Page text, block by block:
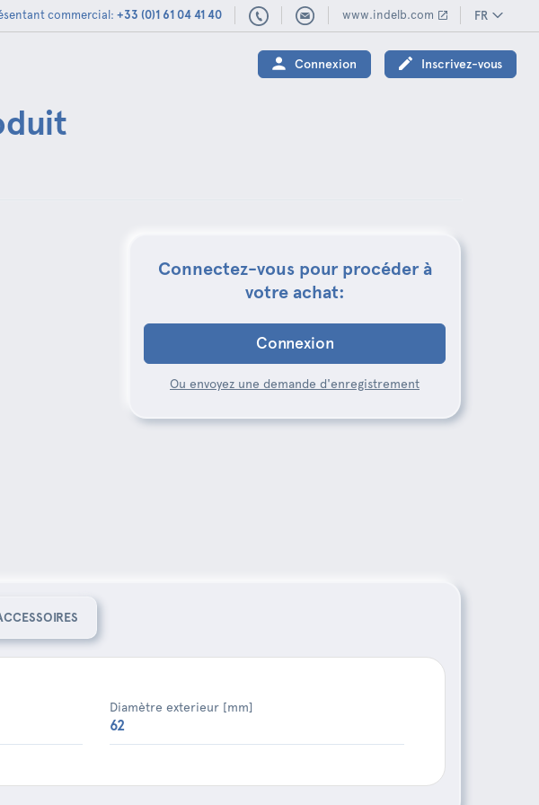
commercial: +33 (0)1 61 04 41 40
(0)1
61
41
www.indelb.com FR
Connexion Inscrivez-vous
Connectez-vous pour procéder à
votre achat:
Connexion
Ou envoyez une demande d'enregistrement
Diamètre exterieur [mm]
62